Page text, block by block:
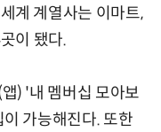
계 계열사는 이마트,
이 됐다.
) '내 멤버십 모아보
가능해진다. 또한